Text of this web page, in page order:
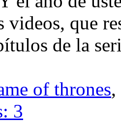
videos, que
de la
of thrones,
3